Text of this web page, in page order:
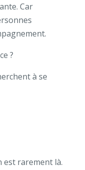
Car
?
à se